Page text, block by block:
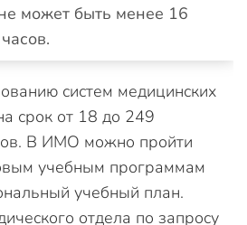
может быть менее 16
систем медицинских
срок от 18 до 249
В ИМО можно пройти
учебным программам
учебный план.
отдела по запросу